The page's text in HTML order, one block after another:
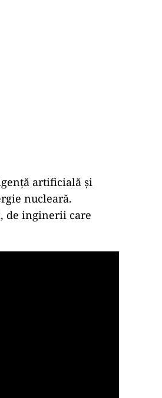
artificială și
nucleară.
de inginerii care